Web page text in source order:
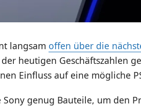
langsam offen über die
heutigen Geschäftszahlen
Einfluss auf eine mögliche
Sony genug Bauteile, um den